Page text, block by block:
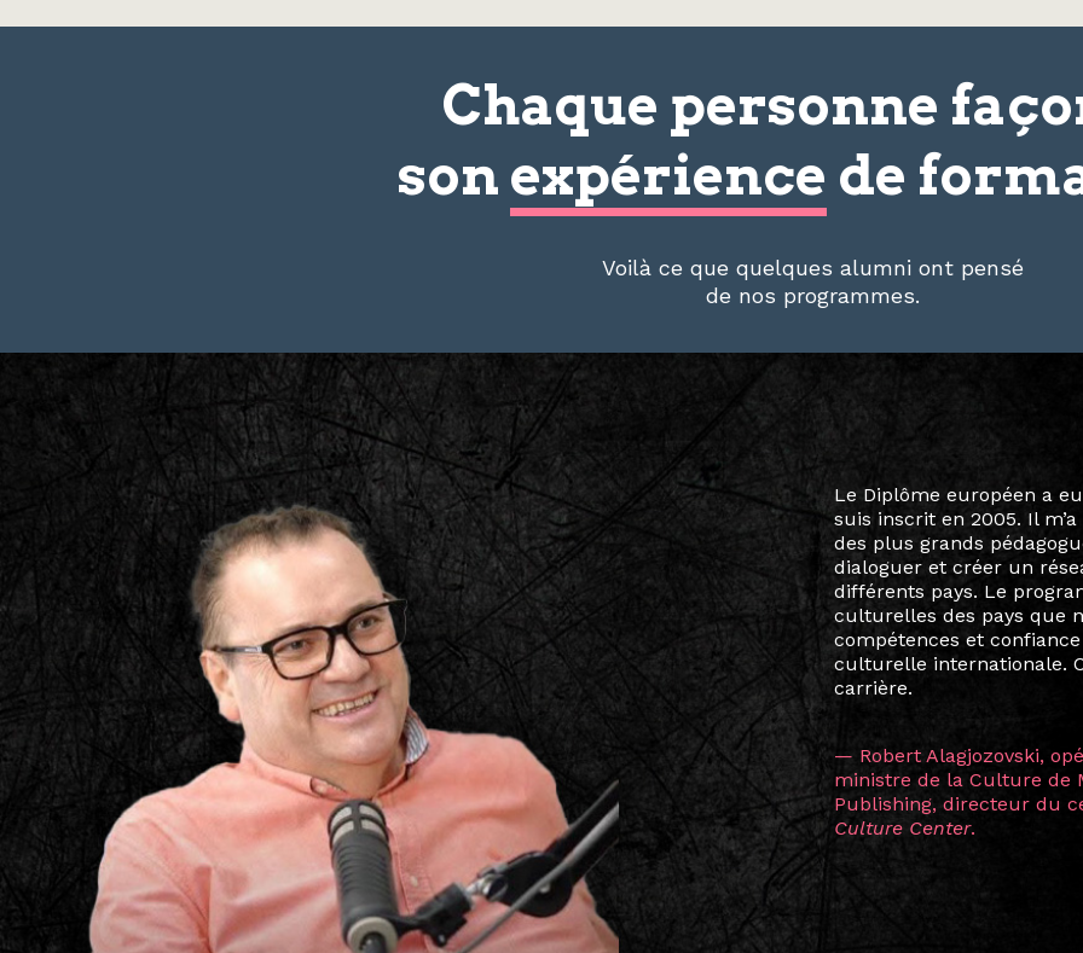
Chaque personne
son expérience de
Voilà ce que quelques alumni ont pensé
de nos programmes.
Le destin a voulu que ma
arts soient étroitement
Marcel Hicter, j’ai intégré
vibrant, qui s’est étendu
quelques mois, j’invitais
allant de Baguio City à
Manille, Tokyo et
consistant à connecter
continents.
L’une des rencontres
consœur Hicterienne
la vision ont transformé
Singapour à Berlin
les amitiés forgées
solidité et
vers de nouvelles